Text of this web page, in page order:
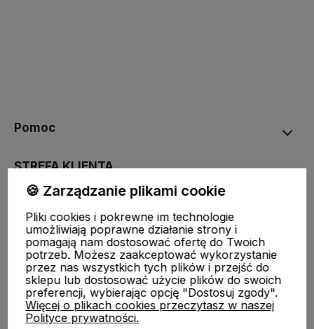
Pomoc
STREFA KLIENTA
Moje konto
🍪 Zarządzanie plikami cookie
Pliki cookies i pokrewne im technologie
umożliwiają poprawne działanie strony i
pomagają nam dostosować ofertę do Twoich
potrzeb. Możesz zaakceptować wykorzystanie
przez nas wszystkich tych plików i przejść do
sklepu lub dostosować użycie plików do swoich
preferencji, wybierając opcję "Dostosuj zgody".
Więcej o plikach cookies przeczytasz w naszej
Polityce prywatności.